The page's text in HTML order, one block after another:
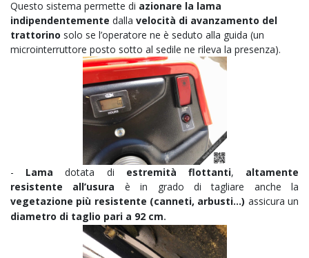
Questo sistema permette di azionare la lama
indipendentemente dalla velocità di avanzamento del
trattorino solo se l’operatore ne è seduto alla guida (un
microinterruttore posto sotto al sedile ne rileva la presenza).
- Lama dotata di estremità flottanti, altamente
resistente all’usura è in grado di tagliare anche la
vegetazione più resistente (canneti, arbusti...) assicura un
diametro di taglio pari a 92 cm.